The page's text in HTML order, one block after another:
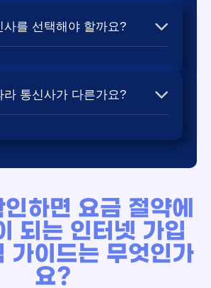
사를 선택해야 할까요?
건을 본문에서 비교해 보세요.
라 통신사가 다른가요?
: 네, 지역에 따라 가입 가능한
라 가입 가능한 통신사와 최대 속
습니다. 주소지를 입력하여 가입
인하시기 바랍니다.
하면 요금 절약에
되는 인터넷 가입
가이드는 무엇인가
요?